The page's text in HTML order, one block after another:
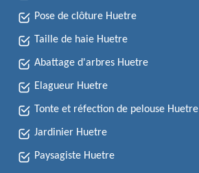
Pose de clôture Huetre
Taille de haie Huetre
Abattage d'arbres Huetre
Elagueur Huetre
Tonte et réfection de pelouse Huetre
Jardinier Huetre
Paysagiste Huetre